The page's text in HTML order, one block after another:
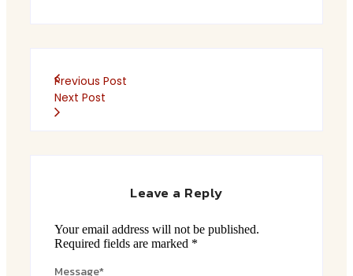
Previous Post
Next Post
Leave a Reply
Your email address will not be published.
Required fields are marked *
Message*